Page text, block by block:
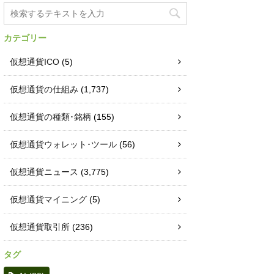
カテゴリー
仮想通貨ICO (5)
仮想通貨の仕組み (1,737)
仮想通貨の種類･銘柄 (155)
仮想通貨ウォレット･ツール (56)
仮想通貨ニュース (3,775)
仮想通貨マイニング (5)
仮想通貨取引所 (236)
タグ